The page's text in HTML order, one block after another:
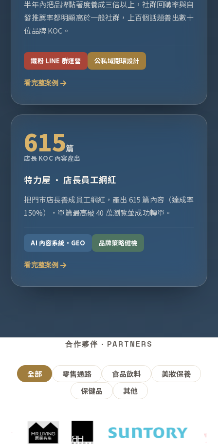
半年內把品牌黏著度養成三倍以上，社群回購率與自
發推薦率都明顯高於一般社群，上百個話題養出數十
位品牌 KOC。
鐵粉 LINE 群運營 公私域閉環設計
看完整案例
615篇
店長 KOC 內容產出
特力屋 · 店長員工網紅
把門市店長養成員工網紅，產出 615 篇內容（達成率
150%），單篇最高破 40 萬瀏覽並成功轉單。
AI 內容系統・GEO 品牌策略健檢
看完整案例
合作夥伴 · PARTNERS
全部 零售通路 食品飲料
美妝保養
保健品
其他